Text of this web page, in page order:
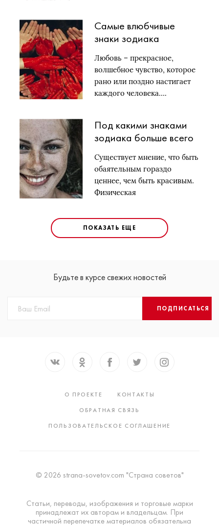
Самые влюбчивые
знаки зодиака
Любовь – прекрасное,
волшебное чувство, которое
рано или поздно настигает
каждого человека….
Под какими знаками
зодиака больше всего
Существует мнение, что быть
обаятельным гораздо
ценнее, чем быть красивым.
Физическая
ПОКАЗАТЬ ЕЩЕ
Будьте в курсе свежих новостей
ПОДПИСАТЬСЯ
О ПРОЕКТЕ
КОНТАКТЫ
ОБРАТНАЯ СВЯЗЬ
ПОЛЬЗОВАТЕЛЬСКОЕ СОГЛАШЕНИЕ
© 2026 strana-sovetov.com "Страна советов"
Статьи, переводы, изображения и торговые марки
принадлежат их авторам и владельцам. При
частичной перепечатке материалов обязательна